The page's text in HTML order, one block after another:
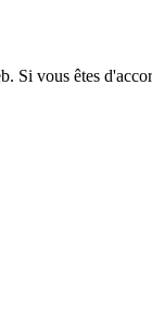
Si vous êtes